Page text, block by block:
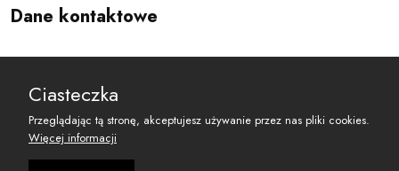
Dane kontaktowe
reset@resetobywatelski.pl
Ciasteczka
Przeglądając tą stronę, akceptujesz używanie przez nas pliki cookies.
Więcej informacji